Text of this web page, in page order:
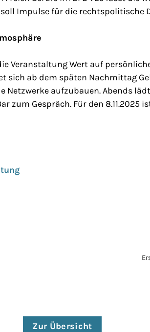
Impulse für die rechtspolitische
Veranstaltung Wert auf
sich ab dem späten Nachmittag
Netzwerke aufzubauen. Abends
zum Gespräch. Für den 8.11.2025
Zur Übersicht